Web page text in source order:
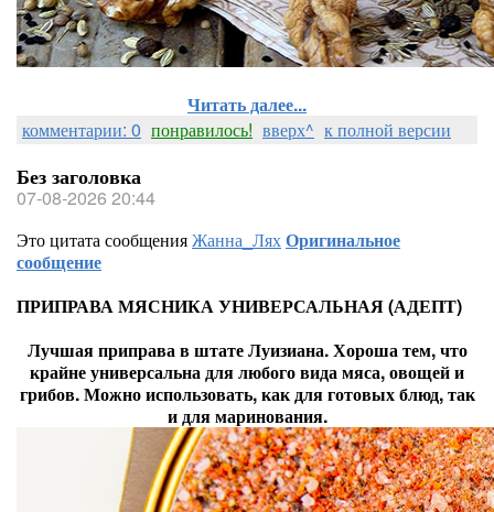
Читать далее...
комментарии: 0 понравилось! вверх^ к полной версии
Без заголовка
07-08-2026 20:44
Это цитата сообщенияЖанна_ЛяхОригинальное
сообщение
ПРИПРАВА МЯСНИКА УНИВЕРСАЛЬНАЯ (АДЕПТ)
Лучшая приправа в штате Луизиана. Хороша тем, что
крайне универсальна для любого вида мяса, овощей и
грибов. Можно использовать, как для готовых блюд, так
и для маринования.